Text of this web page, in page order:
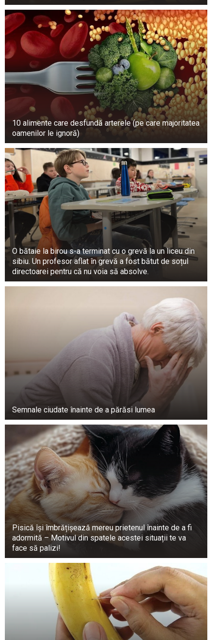
10 alimente care desfundă arterele (pe care majoritatea
oamenilor le ignoră)
O bătaie la birou s-a terminat cu o grevă la un liceu din
sibiu. Un profesor aflat în grevă a fost bătut de soțul
directoarei pentru că nu voia să absolve.
Semnale ciudate înainte de a părăsi lumea
Pisică își îmbrățișează mereu prietenul înainte de a fi
adormită – Motivul din spatele acestei situații te va
face să palizi!